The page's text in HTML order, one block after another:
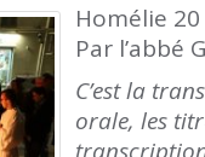
Homélie
Par l’abbé
C’est la
orale, les